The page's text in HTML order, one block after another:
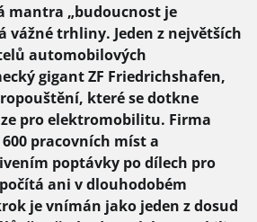
mantra „budoucnost je
vážné trhliny. Jeden z největších
automobilových
gigant ZF Friedrichshafen,
které se dotkne
pro elektromobilitu. Firma
pracovních míst a
poptávky po dílech pro
ani v dlouhodobém
je vnímán jako jeden z dosud